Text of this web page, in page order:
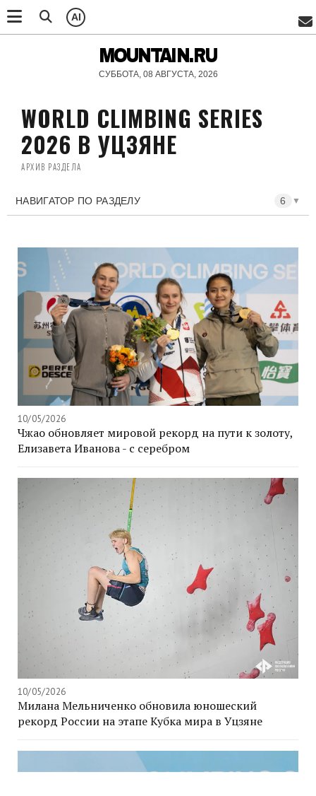
AI
MOUNTAIN.RU
СУББОТА, 08 АВГУСТА, 2026
WORLD CLIMBING SERIES
2026 В УЦЗЯНЕ
АРХИВ РАЗДЕЛА
НАВИГАТОР ПО РАЗДЕЛУ 6 ▼
10/05/2026
Чжао обновляет мировой рекорд на пути к золоту,
Елизавета Иванова - с серебром
10/05/2026
Милана Мельниченко обновила юношеский
рекорд России на этапе Кубка мира в Уцзяне